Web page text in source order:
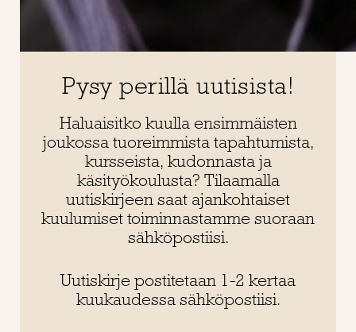
Pysy perillä uutisista!
Haluaisitko kuulla ensimmäisten
joukossa tuoreimmista tapahtumista,
kursseista, kudonnasta ja
käsityökoulusta? Tilaamalla
uutiskirjeen saat ajankohtaiset
kuulumiset toiminnastamme suoraan
sähköpostiisi.
Uutiskirje postitetaan 1-2 kertaa
kuukaudessa sähköpostiisi.